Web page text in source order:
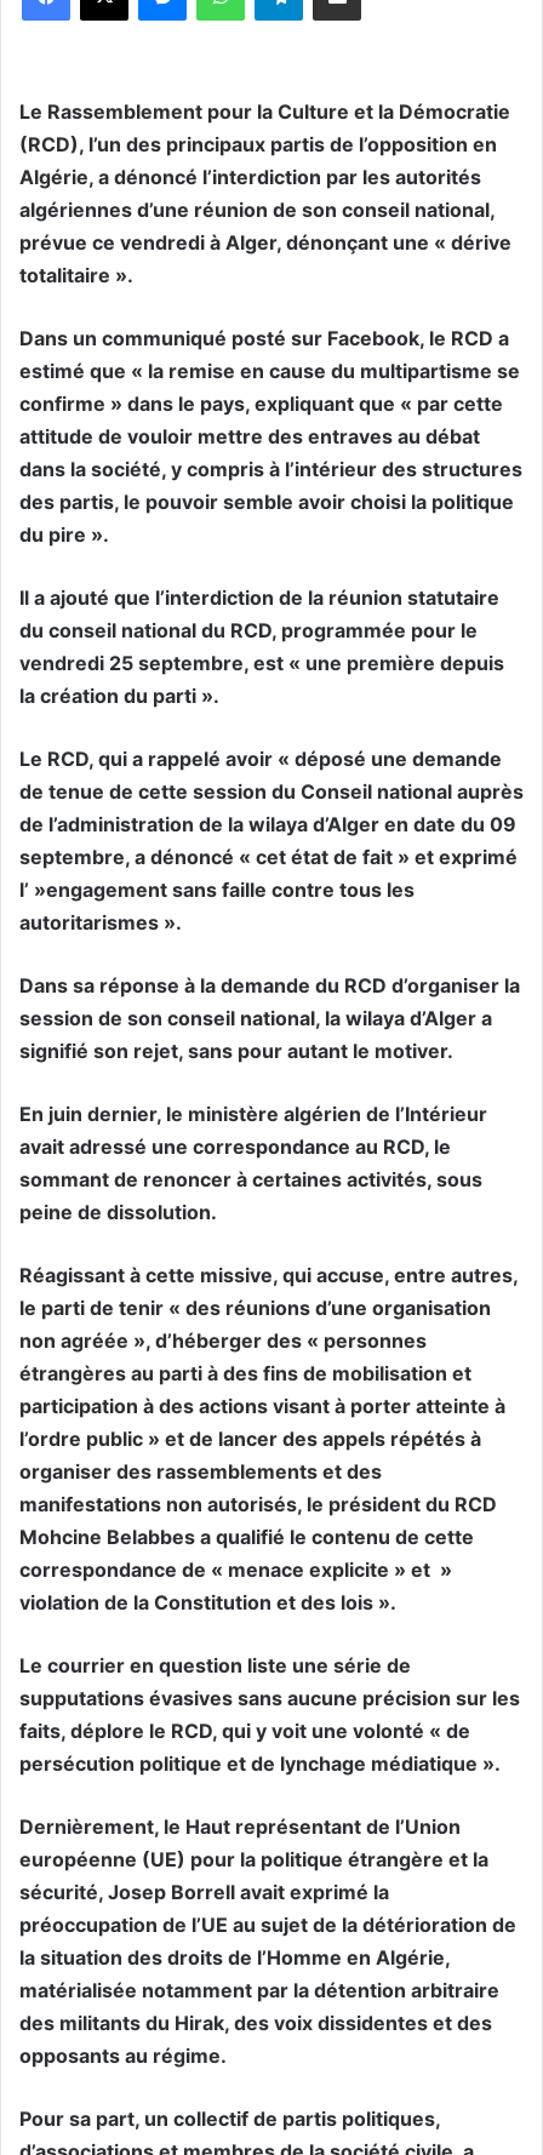
Le Rassemblement pour la Culture et la Démocratie
(RCD), l’un des principaux partis de l’opposition en
Algérie, a dénoncé l’interdiction par les autorités
algériennes d’une réunion de son conseil national,
prévue ce vendredi à Alger, dénonçant une « dérive
totalitaire ».
Dans un communiqué posté sur Facebook, le RCD a
estimé que « la remise en cause du multipartisme se
confirme » dans le pays, expliquant que « par cette
attitude de vouloir mettre des entraves au débat
dans la société, y compris à l’intérieur des structures
des partis, le pouvoir semble avoir choisi la politique
du pire ».
Il a ajouté que l’interdiction de la réunion statutaire
du conseil national du RCD, programmée pour le
vendredi 25 septembre, est « une première depuis
la création du parti ».
Le RCD, qui a rappelé avoir « déposé une demande
de tenue de cette session du Conseil national auprès
de l’administration de la wilaya d’Alger en date du 09
septembre, a dénoncé « cet état de fait » et exprimé
l’ »engagement sans faille contre tous les
autoritarismes ».
Dans sa réponse à la demande du RCD d’organiser la
session de son conseil national, la wilaya d’Alger a
signifié son rejet, sans pour autant le motiver.
En juin dernier, le ministère algérien de l’Intérieur
avait adressé une correspondance au RCD, le
sommant de renoncer à certaines activités, sous
peine de dissolution.
Réagissant à cette missive, qui accuse, entre autres,
le parti de tenir « des réunions d’une organisation
non agréée », d’héberger des « personnes
étrangères au parti à des fins de mobilisation et
participation à des actions visant à porter atteinte à
l’ordre public » et de lancer des appels répétés à
organiser des rassemblements et des
manifestations non autorisés, le président du RCD
Mohcine Belabbes a qualifié le contenu de cette
correspondance de « menace explicite » et »
violation de la Constitution et des lois ».
Le courrier en question liste une série de
supputations évasives sans aucune précision sur les
faits, déplore le RCD, qui y voit une volonté « de
persécution politique et de lynchage médiatique ».
Dernièrement, le Haut représentant de l’Union
européenne (UE) pour la politique étrangère et la
sécurité, Josep Borrell avait exprimé la
préoccupation de l’UE au sujet de la détérioration de
la situation des droits de l’Homme en Algérie,
matérialisée notamment par la détention arbitraire
des militants du Hirak, des voix dissidentes et des
opposants au régime.
Pour sa part, un collectif de partis politiques,